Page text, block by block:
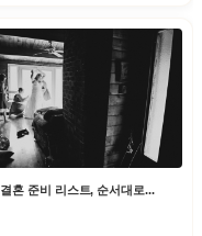
결혼 준비 리스트, 순서대로...